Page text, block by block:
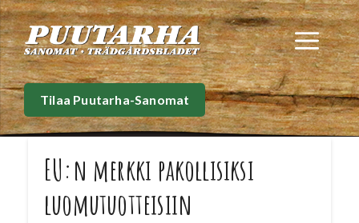
Siirry
sisältöön
Tilaa Puutarha-Sanomat
EU:n merkki pakollisiksi
luomutuotteisiin